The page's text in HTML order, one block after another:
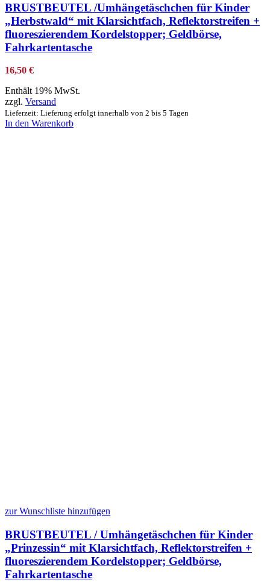
BRUSTBEUTEL /Umhängetäschchen für Kinder
„Herbstwald“ mit Klarsichtfach, Reflektorstreifen +
fluoreszierendem Kordelstopper; Geldbörse,
Fahrkartentasche
16,50 €
Enthält 19% MwSt.
zzgl. Versand
Lieferzeit: Lieferung erfolgt innerhalb von 2 bis 5 Tagen
In den Warenkorb
zur Wunschliste hinzufügen
BRUSTBEUTEL / Umhängetäschchen für Kinder
„Prinzessin“ mit Klarsichtfach, Reflektorstreifen +
fluoreszierendem Kordelstopper; Geldbörse,
Fahrkartentasche